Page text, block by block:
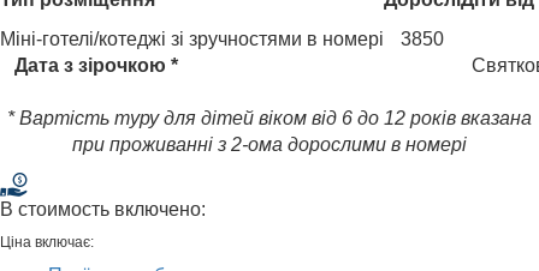
Міні-готелі/котеджі зі зручностями в номері
3850
Дата з зірочкою *
* Вартість туру для дітей віком від 6 до 12 років вказана
при проживанні з 2-ома дорослими в номері
В стоимость включено:
Ціна включає: